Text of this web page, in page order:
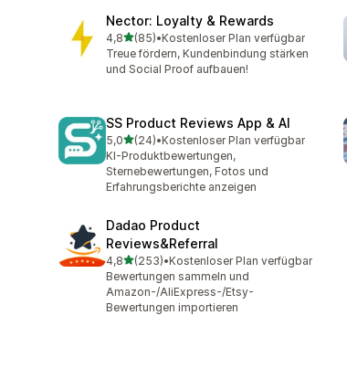
Nector: Loyalty & Rewards
4,8von 5 Sternen
(85)
85 Rezensionen insgesamt
•Kostenloser Plan verfügbar
Treue fördern, Kundenbindung stärken
und Social Proof aufbauen!
SS Product Reviews App & AI
5,0von 5 Sternen
(24)
24 Rezensionen insgesamt
•Kostenloser Plan verfügbar
KI-Produktbewertungen,
Sternebewertungen, Fotos und
Erfahrungsberichte anzeigen
Dadao Product
Reviews&Referral
4,8von 5 Sternen
(253)
253 Rezensionen insgesamt
•Kostenloser Plan verfügbar
Bewertungen sammeln und
Amazon-/AliExpress-/Etsy-
Bewertungen importieren